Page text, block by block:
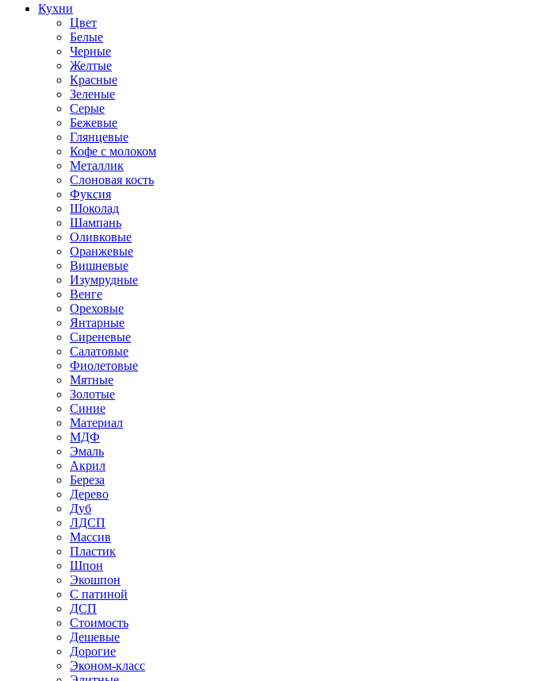
Кухни
Цвет
Белые
Черные
Желтые
Красные
Зеленые
Серые
Бежевые
Глянцевые
Кофе с молоком
Металлик
Слоновая кость
Фуксия
Шоколад
Шампань
Оливковые
Оранжевые
Вишневые
Изумрудные
Венге
Ореховые
Янтарные
Сиреневые
Салатовые
Фиолетовые
Мятные
Золотые
Синие
Материал
МДФ
Эмаль
Акрил
Береза
Дерево
Дуб
ЛДСП
Массив
Пластик
Шпон
Экошпон
С патиной
ДСП
Стоимость
Дешевые
Дорогие
Эконом-класс